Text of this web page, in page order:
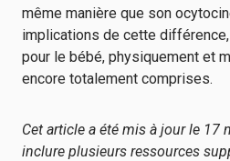
même manière que son
implications de cette
pour le bébé, physiquement et
encore totalement comprises.
Cet article a été mis à jour le 17
inclure plusieurs ressources